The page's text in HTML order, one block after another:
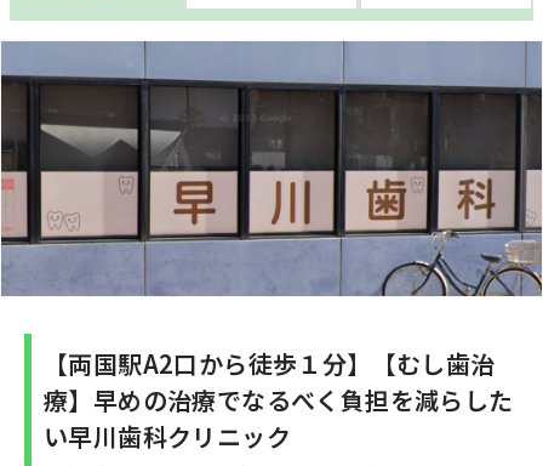
【両国駅A2口から徒歩１分】【むし歯治
療】早めの治療でなるべく負担を減らした
い早川歯科クリニック